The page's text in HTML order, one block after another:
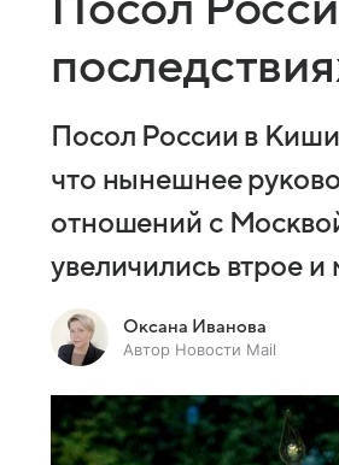
Посол России в
что нынешнее
отношений с
увеличились втрое и
Оксана Иванова
Автор Новости Mail